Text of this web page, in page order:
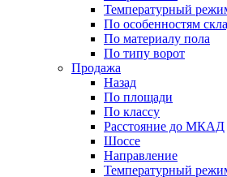
Температурный
По особенностям
По материалу пола
По типу ворот
Продажа
Назад
По площади
По классу
Расстояние до МКАД
Шоссе
Направление
Температурный